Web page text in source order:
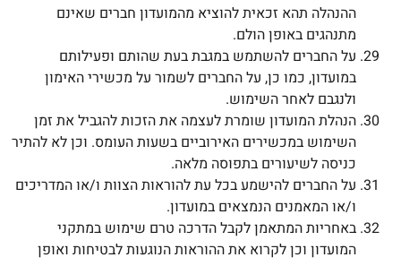
ההנהלה תהא זכאית להוציא מהמועדון חברים שאינם
מתנהגים באופן הולם.
על החברים להשתמש במגבת בעת שהותם ופעילותם
במועדון, כמו כן, על החברים לשמור על מכשירי האימון
ולנגבם לאחר השימוש.
הנהלת המועדון שומרת לעצמה את הזכות להגביל את זמן
השימוש במכשירים האירוביים בשעות העומס. וכן לא להתיר
כניסה לשיעורים בתפוסה מלאה.
על החברים להישמע בכל עת להוראות הצוות ו/או המדריכים
ו/או המאמנים הנמצאים במועדון.
באחריות המתאמן לקבל הדרכה טרם שימוש במתקני
המועדון וכן לקרוא את ההוראות הנוגעות לבטיחות ואופן